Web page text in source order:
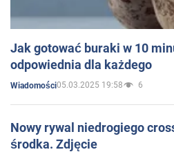
Jak gotować buraki w 10
odpowiednia dla każdego
Wiadomości05.03.2025 19:58 6
Nowy rywal niedrogiego
środka. Zdjęcie